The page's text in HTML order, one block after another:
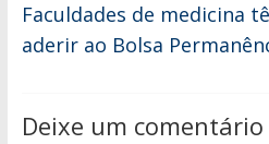
Faculdades de medicina
aderir ao Bolsa
Deixe um comentário